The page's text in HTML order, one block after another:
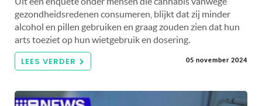
gezondheidsredenen consumeren, blijkt dat zij minder
alcohol en pillen gebruiken en graag zouden zien dat hun
arts toeziet op hun wietgebruik en dosering.
LEES VERDER 05 november 2024